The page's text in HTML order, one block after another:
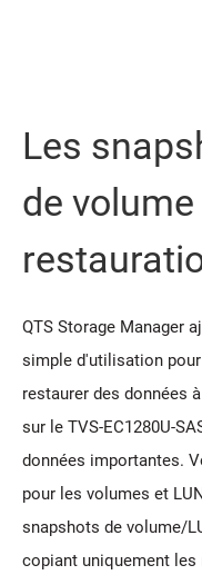
Les
de
QTS Storage Manager
simple d'utilisation
restaurer des données
sur le TVS-EC1280U-
données importantes.
pour les volumes et
snapshots de volume/
copiant uniquement